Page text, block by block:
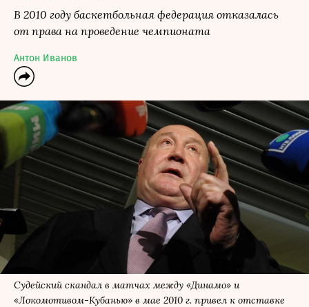
В 2010 году баскетбольная федерация отказалась
от права на проведение чемпионата
Антон Иванов
Судейский скандал в матчах между «Динамо» и
«Локомотивом-Кубанью» в мае 2010 г. привел к отставке